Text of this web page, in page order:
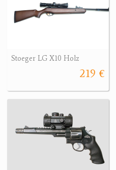
Stoeger LG X10 Holz
219 €